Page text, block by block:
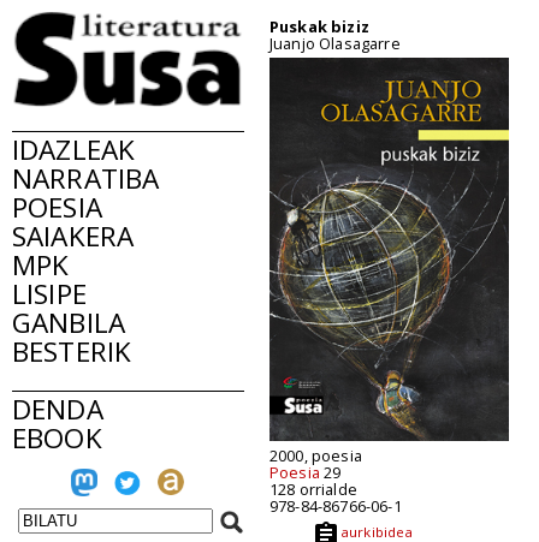
IDAZLEAK
NARRATIBA
POESIA
SAIAKERA
MPK
LISIPE
GANBILA
BESTERIK
DENDA
EBOOK
Puskak biziz
Juanjo Olasagarre
2000, poesia
Poesia 29
128 orrialde
978-84-86766-06-1
aurkibidea